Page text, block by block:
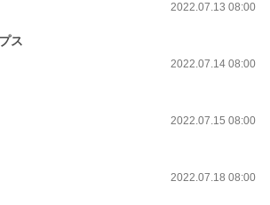
2022.07.13 08:00
ス
2022.07.14 08:00
2022.07.15 08:00
2022.07.18 08:00